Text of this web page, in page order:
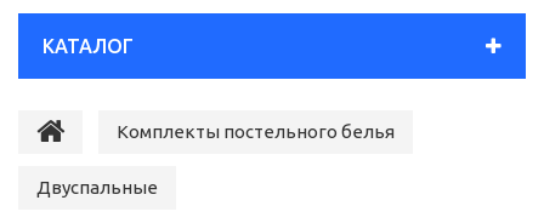
КАТАЛОГ
Комплекты постельного белья
Двуспальные